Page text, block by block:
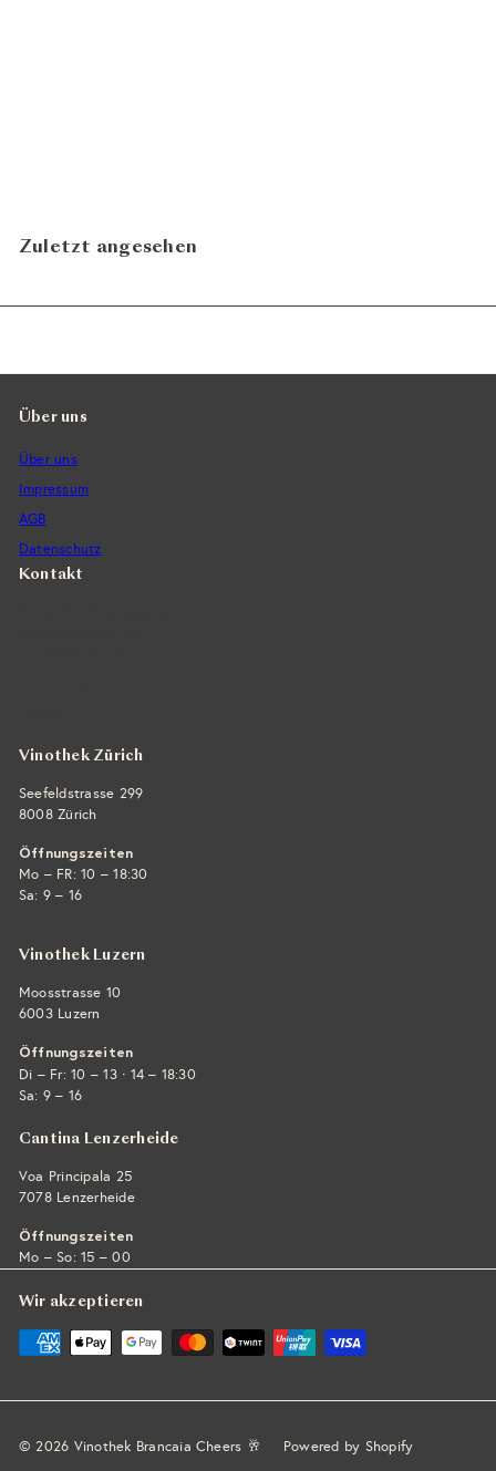
Zuletzt angesehen
Über uns
Über uns
Impressum
AGB
Datenschutz
Kontakt
Vinothek Zürich
Seefeldstrasse 299
8008 Zürich
Öffnungszeiten
Mo – FR: 10 – 18:30
Sa: 9 – 16
Vinothek Luzern
Moosstrasse 10
6003 Luzern
Öffnungszeiten
Di – Fr: 10 – 13 · 14 – 18:30
Sa: 9 – 16
Cantina Lenzerheide
Voa Principala 25
7078 Lenzerheide
Öffnungszeiten
Mo – So: 15 – 00
Wir akzeptieren
© 2026 Vinothek Brancaia Cheers 🥂 Powered by Shopify